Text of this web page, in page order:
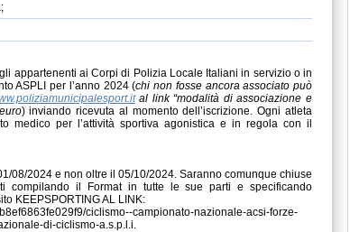
appartenenti ai Corpi di Polizia Locale Italiani in servizio o in
ASPLI per l’anno 2024 (chi non fosse ancora associato può
al link “modalità di associazione e
) inviando ricevuta al momento dell’iscrizione. Ogni atleta
medico per l’attività sportiva agonistica e in regola con il
08/2024 e non oltre il 05/10/2024. Saranno comunque chiuse
compilando il Format in tutte le sue parti e specificando
KEEPSPORTING AL LINK:
ciclismo--campionato-nazionale-acsi-forze-
di-ciclismo-a.s.p.l.i.